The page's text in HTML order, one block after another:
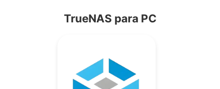
TrueNAS para PC